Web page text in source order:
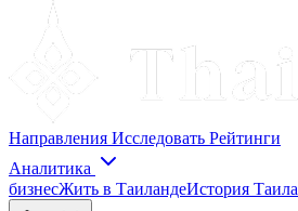
Направления Исследовать Рейтинги
Аналитика
бизнесЖить в ТаиландеИстория